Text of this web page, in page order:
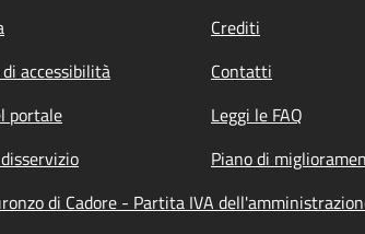
Crediti
accessibilità
Contatti
portale
Leggi le FAQ
Piano di
di Cadore - Partita IVA